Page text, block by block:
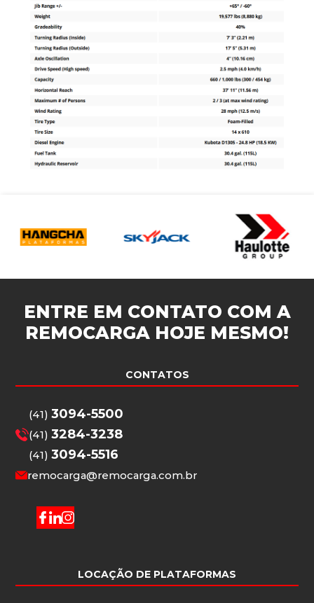
ENTRE EM CONTATO COM A
REMOCARGA HOJE MESMO!
CONTATOS
(41)3094-5500
(41)3284-3238
(41)3094-5516
remocarga@remocarga.com.br
LOCAÇÃO DE PLATAFORMAS